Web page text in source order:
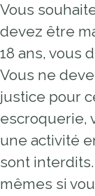
Vous
devez être
18 ans, vous
Vous ne
justice pour
escroquerie,
une activité
sont
mêmes si